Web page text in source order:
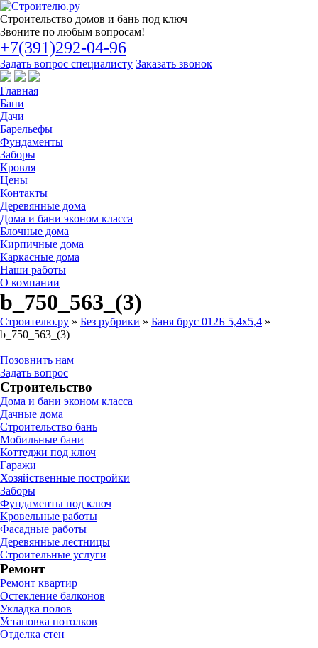
Строительство домов и бань под ключ
Звоните по любым вопросам!
+7(391)292-04-96
Задать вопрос специалисту Заказать звонок
Главная
Бани
Дачи
Барельефы
Фундаменты
Заборы
Кровля
Цены
Контакты
Деревянные дома
Дома и бани эконом класса
Блочные дома
Кирпичные дома
Каркасные дома
Наши работы
О компании
b_750_563_(3)
Строителю.ру » Без рубрики » Баня брус 012Б 5,4х5,4 »
b_750_563_(3)
Позовнить нам
Задать вопрос
Строительство
Дома и бани эконом класса
Дачные дома
Строительство бань
Мобильные бани
Коттеджи под ключ
Гаражи
Хозяйственные постройки
Заборы
Фундаменты под ключ
Кровельные работы
Фасадные работы
Деревянные лестницы
Строительные услуги
Ремонт
Ремонт квартир
Остекление балконов
Укладка полов
Установка потолков
Отделка стен